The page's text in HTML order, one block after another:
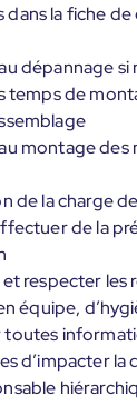
dans la fiche
dépannage si
temps de
montage
de la charge
de la
respecter les
équipe,
toutes
d’impacter